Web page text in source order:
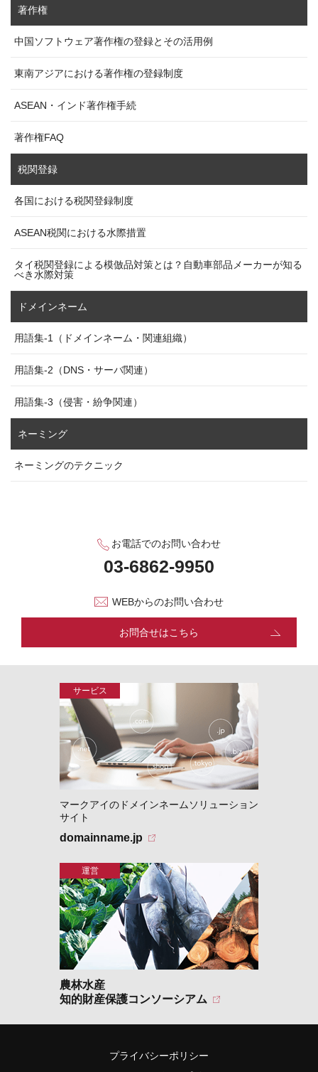
著作権
中国ソフトウェア著作権の登録とその活用例
東南アジアにおける著作権の登録制度
ASEAN・インド著作権手続
著作権FAQ
税関登録
各国における税関登録制度
ASEAN税関における水際措置
タイ税関登録による模倣品対策とは？自動車部品メーカーが知る
べき水際対策
ドメインネーム
用語集-1（ドメインネーム・関連組織）
用語集-2（DNS・サーバ関連）
用語集-3（侵害・紛争関連）
ネーミング
ネーミングのテクニック
お電話でのお問い合わせ
WEBからのお問い合わせ
お問合せはこちら
マークアイのドメインネームソリューション
サイト
domainname.jp
農林水産
知的財産保護コンソーシアム
プライバシーポリシー